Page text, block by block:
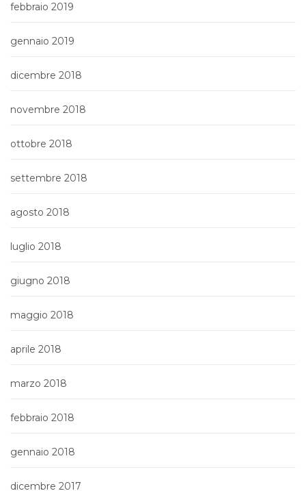
febbraio 2019
gennaio 2019
dicembre 2018
novembre 2018
ottobre 2018
settembre 2018
agosto 2018
luglio 2018
giugno 2018
maggio 2018
aprile 2018
marzo 2018
febbraio 2018
gennaio 2018
dicembre 2017